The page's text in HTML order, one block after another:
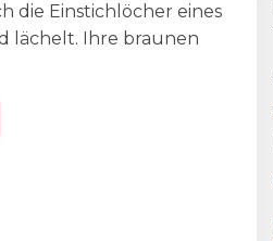
die Einstichlöcher eines
lächelt. Ihre braunen